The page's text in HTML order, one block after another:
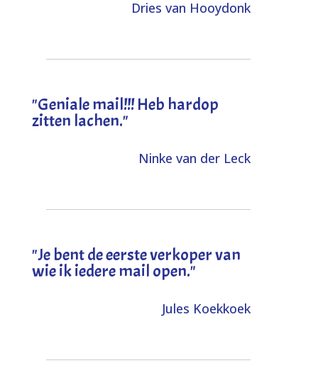
Dries van Hooydonk
"Geniale mail!!! Heb hardop
zitten lachen."
Ninke van der Leck
"Je bent de eerste verkoper van
wie ik iedere mail open."
Jules Koekkoek